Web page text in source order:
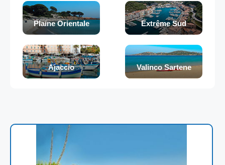
Plaine Orientale Extrême Sud
Ajaccio Valinco Sartene